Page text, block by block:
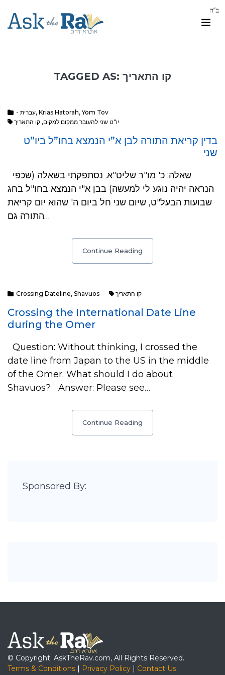
TAGGED AS: קו התאריך
- עברית, Krias Hatorah,Yom Tov
יו"ט שני להעובר ממקום למקום, קו התאריך
בדין קריאת התורה לבן א”י הנמצא בחו”ל ביו”ט
שני
הנראה יהיה נוגע לי למעשה) בבן א"י הנמצא בחו"ל בחג
שבועות הבעל"ט, שיום שני חל ביום ה' שהוא יום קריאת
התורה גם…
Continue Reading
Crossing Dateline, Shavuos קו התאריך
Crossing the International Date Line
during the Omer
Question: Without thinking, I crossed the
date line from Japan to the US in the middle
of the Omer. What should I do about
Shavuos? Answer: Please see…
Continue Reading
Sponsored By:
© Copyright: AskTheRav.com, All Rights Reserved.
Terms & Conditions | Privacy Policy | Contact Us